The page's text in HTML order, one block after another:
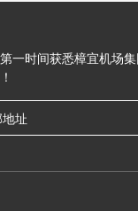
一时间获悉樟宜机场